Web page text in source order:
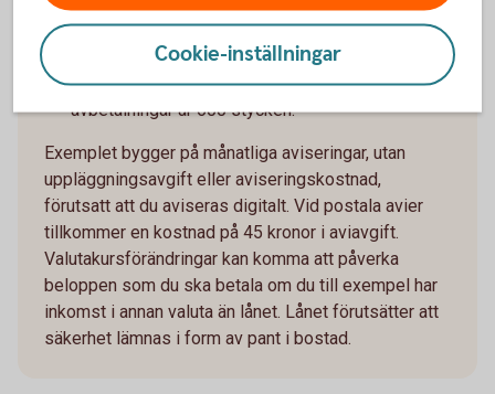
är 4 950 kronor, sista månadsbetalningen
belopp att betala om räntan är oförändrad under
lånets löptid är 1 986 642 kronor. Antalet
avbetalningar är 600 stycken.
Exemplet bygger på månatliga aviseringar, utan
uppläggningsavgift eller aviseringskostnad,
förutsatt att du aviseras digitalt. Vid postala avier
tillkommer en kostnad på 45 kronor i aviavgift.
Valutakursförändringar kan komma att påverka
beloppen som du ska betala om du till exempel har
inkomst i annan valuta än lånet. Lånet förutsätter att
säkerhet lämnas i form av pant i bostad.
Cookie-inställningar